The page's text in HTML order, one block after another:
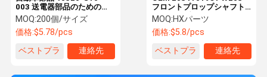
003 送電器部品のための駆
動シャフトサポートセンタ
ーベアリング
MOQ:200個/サイズ
価格:$5.78/pcs
ベストプラ
連絡先
フロントプロップシャフト
のドライブシャフトセンタ
ーサポート
MOQ:HXパーツ
価格:$5.8/pcs
ベストプラ
連絡先